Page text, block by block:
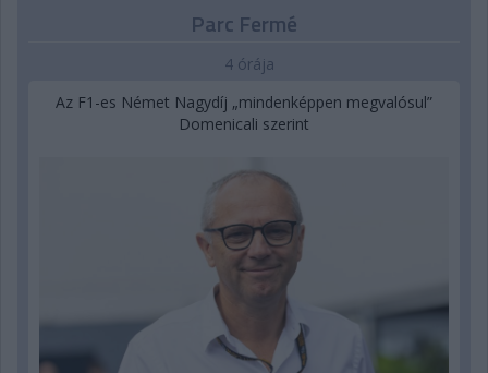
Parc Fermé
4 órája
Az F1-es Német Nagydíj „mindenképpen megvalósul”
Domenicali szerint